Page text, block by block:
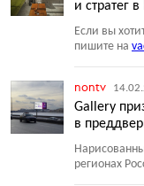
и стратег
Если вы
пишите на
nontv
Gallery
в
регионах